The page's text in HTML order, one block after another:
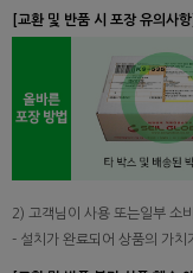
[교환 및 반품 시 포장 유의사항]
2) 고객님이 사용 또는일부 소
- 설치가 완료되어 상품의 가치